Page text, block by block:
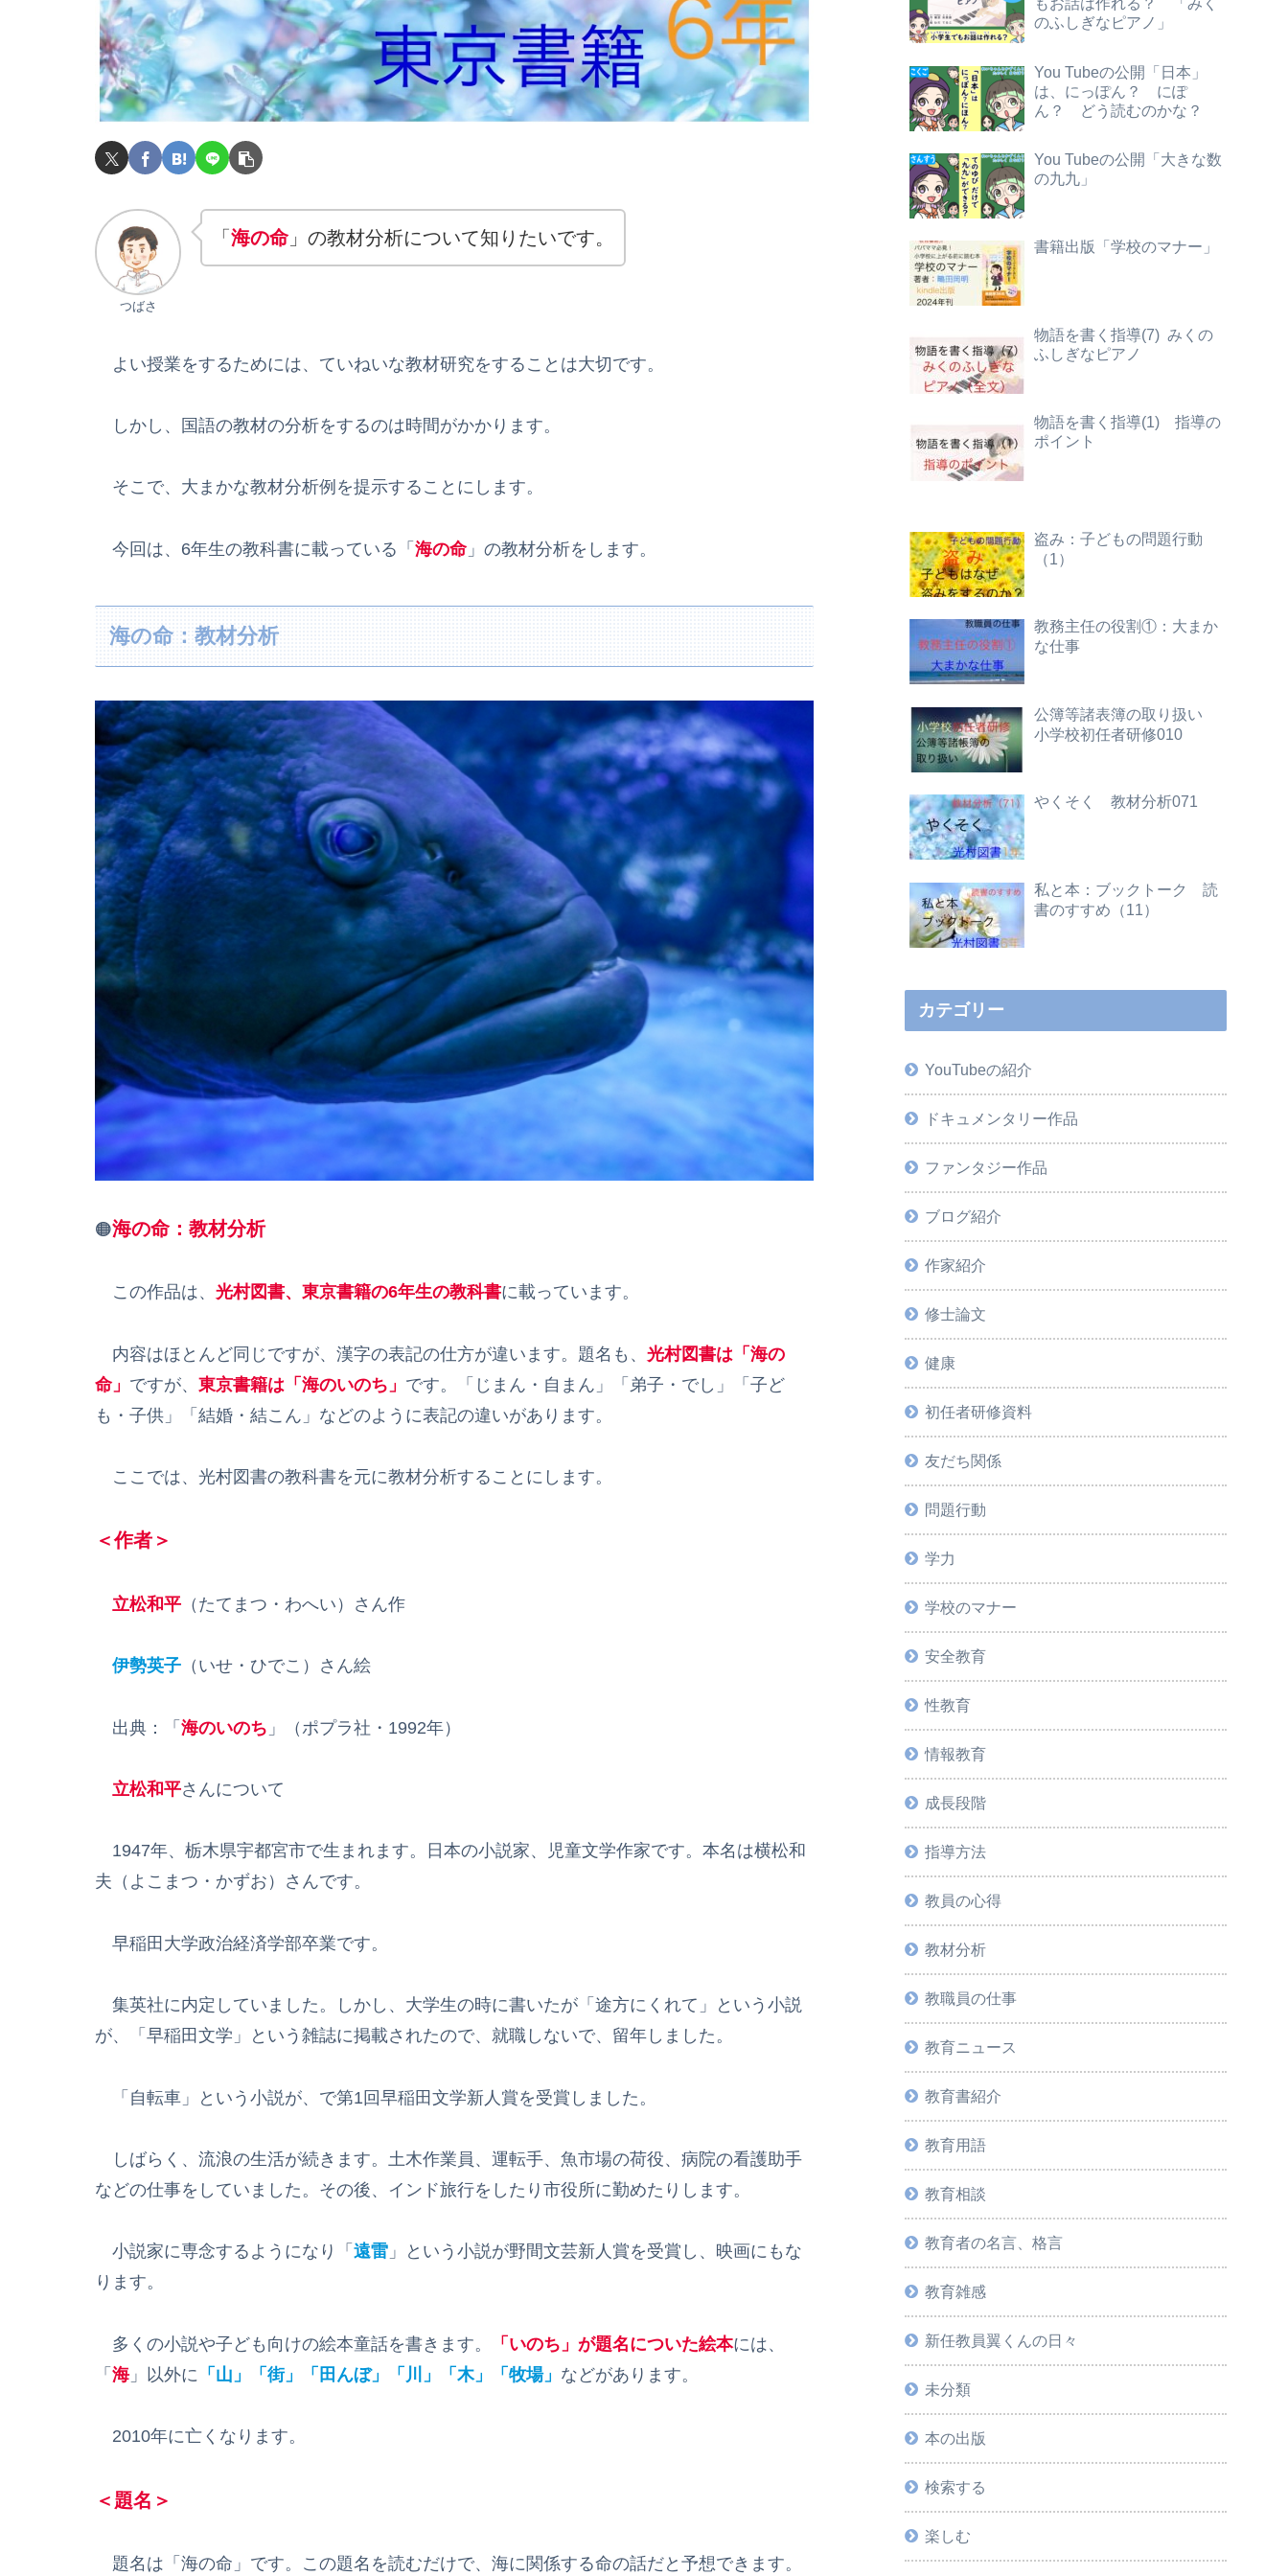
つばさ
「 海の命」の教材分析について知りたいです。
よい授業をするためには、ていねいな教材研究をすることは大切です。
しかし、国語の教材の分析をするのは時間がかかります。
そこで、大まかな教材分析例を提示することにします。
今回は、6年生の教科書に載っている「 海の命」の教材分析をします。
海の命：教材分析
🟠海の命：教材分析
この作品は、 光村図書、東京書籍の6年生の教科書に載っています。
内容はほとんど同じですが、漢字の表記の仕方が違います。題名も、 光村図書は「海の
命」 ですが、 東京書籍は「海のいのち」 です。「じまん・自まん」「弟子・でし」「子ど
も・子供」「結婚・結こん」などのように表記の違いがあります。
ここでは、光村図書の教科書を元に教材分析することにします。
＜作者＞
立松和平 （たてまつ・わへい）さん作
伊勢英子 （いせ・ひでこ）さん絵
出典：「 海のいのち 」（ポプラ社・1992年）
立松和平さんについて
1947年、栃木県宇都宮市で生まれます。日本の小説家、児童文学作家です。本名は横松和
夫（よこまつ・かずお）さんです。
早稲田大学政治経済学部卒業です。
集英社に内定していました。しかし、大学生の時に書いたが「途方にくれて」という小説
が、「早稲田文学」という雑誌に掲載されたので、就職しないで、留年しました。
「自転車」という小説が、で第1回早稲田文学新人賞を受賞しました。
しばらく、流浪の生活が続きます。土木作業員、運転手、魚市場の荷役、病院の看護助手
などの仕事をしていました。その後、インド旅行をしたり市役所に勤めたりします。
小説家に専念するようになり「 遠雷 」という小説が野間文芸新人賞を受賞し、映画にもな
ります。
多くの小説や子ども向けの絵本童話を書きます。 「いのち」が題名についた絵本には、
「 海」以外に 「山」「街」「田んぼ」「川」「木」「牧場」 などがあります。
2010年に亡くなります。
＜題名＞
題名は「海の命」です。この題名を読むだけで、海に関係する命の話だと予想できます。
もお話は作れる？ 「みく
のふしぎなピアノ」
You Tubeの公開「日本」
は、にっぽん？ にぽ
ん？ どう読むのかな？
You Tubeの公開「大きな数
の九九」
書籍出版「学校のマナー」
物語を書く指導(7) みくの
ふしぎなピアノ
物語を書く指導(1) 指導の
ポイント
盗み：子どもの問題行動
（1）
教務主任の役割①：大まか
な仕事
公簿等諸表簿の取り扱い
小学校初任者研修010
やくそく 教材分析071
私と本：ブックトーク 読
書のすすめ（11）
カテゴリー
YouTubeの紹介
ドキュメンタリー作品
ファンタジー作品
ブログ紹介
作家紹介
修士論文
健康
初任者研修資料
友だち関係
問題行動
学力
学校のマナー
安全教育
性教育
情報教育
成長段階
指導方法
教員の心得
教材分析
教職員の仕事
教育ニュース
教育書紹介
教育用語
教育相談
教育者の名言、格言
教育雑感
新任教員翼くんの日々
未分類
本の出版
検索する
楽しむ